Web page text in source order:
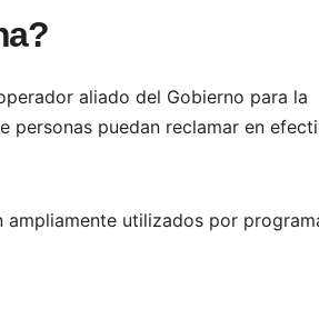
aliado del Gobierno para la
personas puedan reclamar en
utilizados por